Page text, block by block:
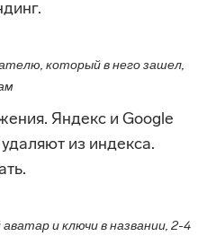
который в него зашел,
Яндекс и Google
из индекса.
и ключи в названии, 2-4